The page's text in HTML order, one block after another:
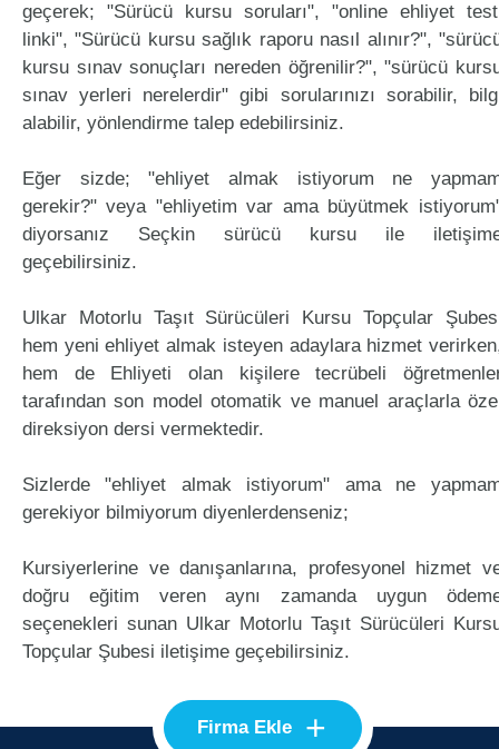
geçerek; "Sürücü kursu soruları", "online ehliyet
linki", "Sürücü kursu sağlık raporu nasıl alınır?",
kursu sınav sonuçları nereden öğrenilir?", "sürücü
sınav yerleri nerelerdir" gibi sorularınızı sorabilir,
alabilir, yönlendirme talep edebilirsiniz.
Eğer sizde; "ehliyet almak istiyorum ne
gerekir?" veya "ehliyetim var ama büyütmek
diyorsanız Seçkin sürücü kursu ile
geçebilirsiniz.
Ulkar Motorlu Taşıt Sürücüleri Kursu Topçular
hem yeni ehliyet almak isteyen adaylara hizmet
hem de Ehliyeti olan kişilere tecrübeli
tarafından son model otomatik ve manuel araçlarla
direksiyon dersi vermektedir.
Sizlerde "ehliyet almak istiyorum" ama ne
gerekiyor bilmiyorum diyenlerdenseniz;
Kursiyerlerine ve danışanlarına, profesyonel hizmet
doğru eğitim veren aynı zamanda uygun
seçenekleri sunan Ulkar Motorlu Taşıt Sürücüleri
Topçular Şubesi iletişime geçebilirsiniz.
Firma Ekle +